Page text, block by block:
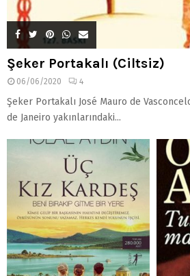
Şeker Portakalı (Ciltsiz)
06/06/2020 4
Şeker Portakalı José Mauro de
de Janeiro yakınlarındaki...